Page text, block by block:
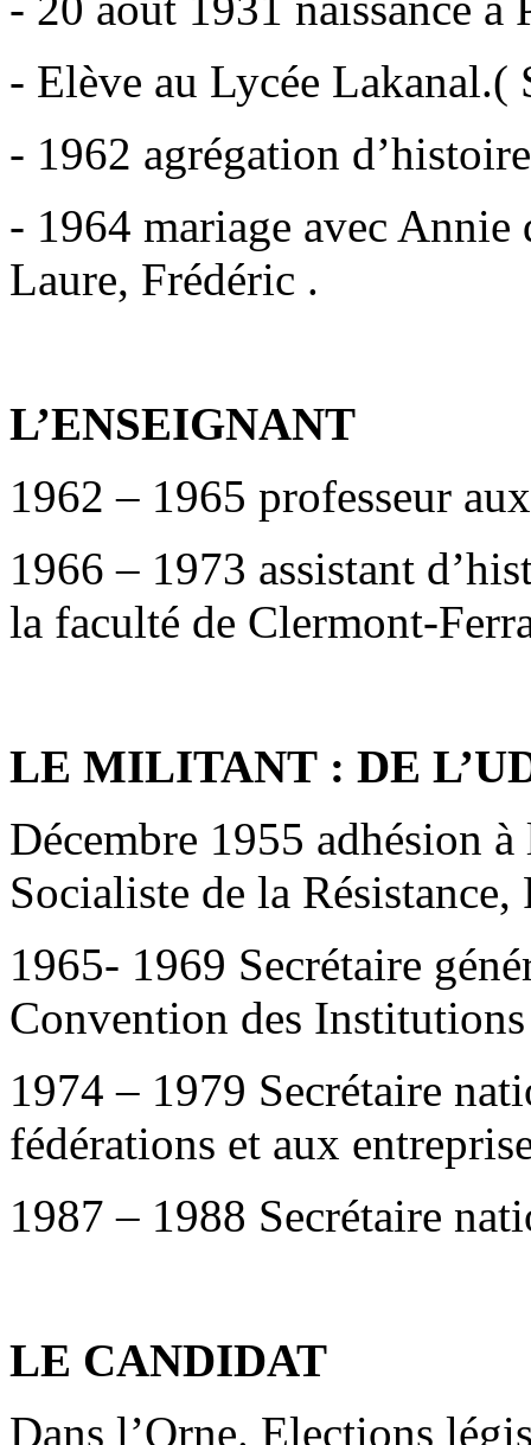
- Elève au Lycée Lakanal.(
- 1962 agrégation
- 1964 mariage avec
Laure, Frédéric .
L’ENSEIGNANT
1962 – 1965 professeur
1966 – 1973 assistant
la faculté de Clermont-
LE MILITANT : DE
Décembre 1955 adhésion
Socialiste de la
1965- 1969 Secrétaire
Convention des
1974 – 1979 Secrétaire
fédérations et aux
1987 – 1988 Secrétaire
LE CANDIDAT
Dans l’Orne. Elections